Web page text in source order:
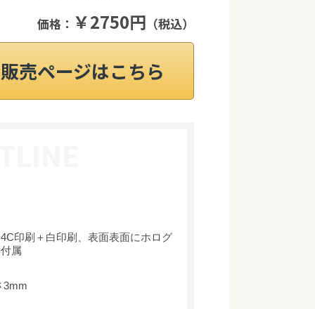
価格： ￥2750円 （税込）
売ページはこちら
印刷＋白印刷、表面表面にホログ
属
3mm